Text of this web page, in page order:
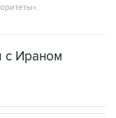
с Ираном